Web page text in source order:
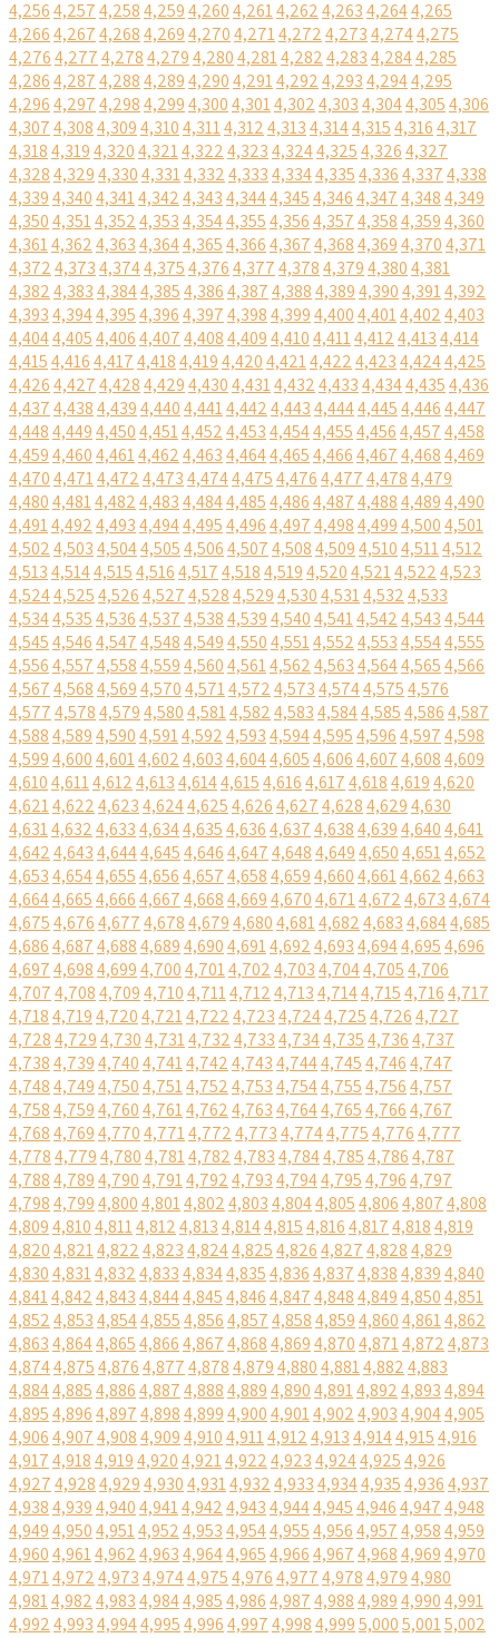
4,2564,2574,2584,2594,2604,2614,2624,2634,2644,265
4,2664,2674,2684,2694,2704,2714,2724,2734,2744,275
4,2764,2774,2784,2794,2804,2814,2824,2834,2844,285
4,2864,2874,2884,2894,2904,2914,2924,2934,2944,295
4,2964,2974,2984,2994,3004,3014,3024,3034,3044,3054,306
4,3074,3084,3094,3104,3114,3124,3134,3144,3154,3164,317
4,3184,3194,3204,3214,3224,3234,3244,3254,3264,327
4,3284,3294,3304,3314,3324,3334,3344,3354,3364,3374,338
4,3394,3404,3414,3424,3434,3444,3454,3464,3474,3484,349
4,3504,3514,3524,3534,3544,3554,3564,3574,3584,3594,360
4,3614,3624,3634,3644,3654,3664,3674,3684,3694,3704,371
4,3724,3734,3744,3754,3764,3774,3784,3794,3804,381
4,3824,3834,3844,3854,3864,3874,3884,3894,3904,3914,392
4,3934,3944,3954,3964,3974,3984,3994,4004,4014,4024,403
4,4044,4054,4064,4074,4084,4094,4104,4114,4124,4134,414
4,4154,4164,4174,4184,4194,4204,4214,4224,4234,4244,425
4,4264,4274,4284,4294,4304,4314,4324,4334,4344,4354,436
4,4374,4384,4394,4404,4414,4424,4434,4444,4454,4464,447
4,4484,4494,4504,4514,4524,4534,4544,4554,4564,4574,458
4,4594,4604,4614,4624,4634,4644,4654,4664,4674,4684,469
4,4704,4714,4724,4734,4744,4754,4764,4774,4784,479
4,4804,4814,4824,4834,4844,4854,4864,4874,4884,4894,490
4,4914,4924,4934,4944,4954,4964,4974,4984,4994,5004,501
4,5024,5034,5044,5054,5064,5074,5084,5094,5104,5114,512
4,5134,5144,5154,5164,5174,5184,5194,5204,5214,5224,523
4,5244,5254,5264,5274,5284,5294,5304,5314,5324,533
4,5344,5354,5364,5374,5384,5394,5404,5414,5424,5434,544
4,5454,5464,5474,5484,5494,5504,5514,5524,5534,5544,555
4,5564,5574,5584,5594,5604,5614,5624,5634,5644,5654,566
4,5674,5684,5694,5704,5714,5724,5734,5744,5754,576
4,5774,5784,5794,5804,5814,5824,5834,5844,5854,5864,587
4,5884,5894,5904,5914,5924,5934,5944,5954,5964,5974,598
4,5994,6004,6014,6024,6034,6044,6054,6064,6074,6084,609
4,6104,6114,6124,6134,6144,6154,6164,6174,6184,6194,620
4,6214,6224,6234,6244,6254,6264,6274,6284,6294,630
4,6314,6324,6334,6344,6354,6364,6374,6384,6394,6404,641
4,6424,6434,6444,6454,6464,6474,6484,6494,6504,6514,652
4,6534,6544,6554,6564,6574,6584,6594,6604,6614,6624,663
4,6644,6654,6664,6674,6684,6694,6704,6714,6724,6734,674
4,6754,6764,6774,6784,6794,6804,6814,6824,6834,6844,685
4,6864,6874,6884,6894,6904,6914,6924,6934,6944,6954,696
4,6974,6984,6994,7004,7014,7024,7034,7044,7054,706
4,7074,7084,7094,7104,7114,7124,7134,7144,7154,7164,717
4,7184,7194,7204,7214,7224,7234,7244,7254,7264,727
4,7284,7294,7304,7314,7324,7334,7344,7354,7364,737
4,7384,7394,7404,7414,7424,7434,7444,7454,7464,747
4,7484,7494,7504,7514,7524,7534,7544,7554,7564,757
4,7584,7594,7604,7614,7624,7634,7644,7654,7664,767
4,7684,7694,7704,7714,7724,7734,7744,7754,7764,777
4,7784,7794,7804,7814,7824,7834,7844,7854,7864,787
4,7884,7894,7904,7914,7924,7934,7944,7954,7964,797
4,7984,7994,8004,8014,8024,8034,8044,8054,8064,8074,808
4,8094,8104,8114,8124,8134,8144,8154,8164,8174,8184,819
4,8204,8214,8224,8234,8244,8254,8264,8274,8284,829
4,8304,8314,8324,8334,8344,8354,8364,8374,8384,8394,840
4,8414,8424,8434,8444,8454,8464,8474,8484,8494,8504,851
4,8524,8534,8544,8554,8564,8574,8584,8594,8604,8614,862
4,8634,8644,8654,8664,8674,8684,8694,8704,8714,8724,873
4,8744,8754,8764,8774,8784,8794,8804,8814,8824,883
4,8844,8854,8864,8874,8884,8894,8904,8914,8924,8934,894
4,8954,8964,8974,8984,8994,9004,9014,9024,9034,9044,905
4,9064,9074,9084,9094,9104,9114,9124,9134,9144,9154,916
4,9174,9184,9194,9204,9214,9224,9234,9244,9254,926
4,9274,9284,9294,9304,9314,9324,9334,9344,9354,9364,937
4,9384,9394,9404,9414,9424,9434,9444,9454,9464,9474,948
4,9494,9504,9514,9524,9534,9544,9554,9564,9574,9584,959
4,9604,9614,9624,9634,9644,9654,9664,9674,9684,9694,970
4,9714,9724,9734,9744,9754,9764,9774,9784,9794,980
4,9814,9824,9834,9844,9854,9864,9874,9884,9894,9904,991
4,9924,9934,9944,9954,9964,9974,9984,9995,0005,0015,002